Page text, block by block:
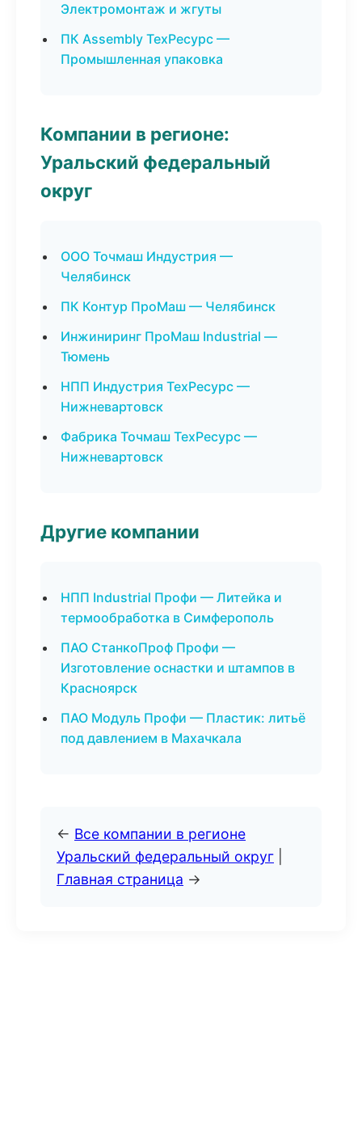
Электромонтаж и жгуты
ПК Assembly ТехРесурс —
Промышленная упаковка
Компании в регионе:
Уральский федеральный
округ
ООО Точмаш Индустрия —
Челябинск
ПК Контур ПроМаш — Челябинск
Инжиниринг ПроМаш Industrial —
Тюмень
НПП Индустрия ТехРесурс —
Нижневартовск
Фабрика Точмаш ТехРесурс —
Нижневартовск
Другие компании
НПП Industrial Профи — Литейка и
термообработка в Симферополь
ПАО СтанкоПроф Профи —
Изготовление оснастки и штампов в
Красноярск
ПАО Модуль Профи — Пластик: литьё
под давлением в Махачкала
← Все компании в регионе
Уральский федеральный округ
Главная страница →